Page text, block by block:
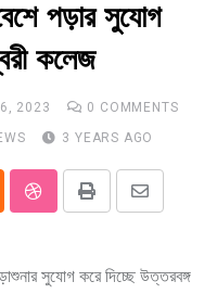
পড়ার সুযোগ
কলেজ
2023 0 COMMENTS
3 YEARS AGO
StumbleUpon
Print
Share
Email
সুযোগ করে দিচ্ছে উত্তরবঙ্গ